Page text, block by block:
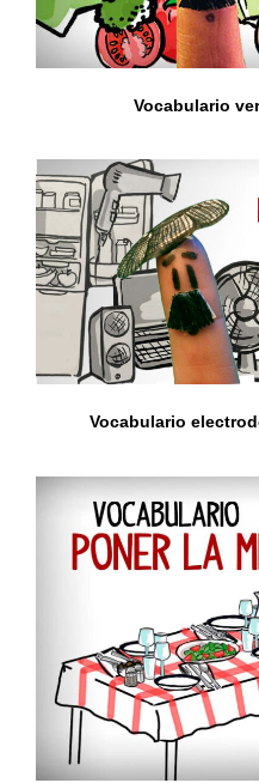
Vocabulario
Vocabulario